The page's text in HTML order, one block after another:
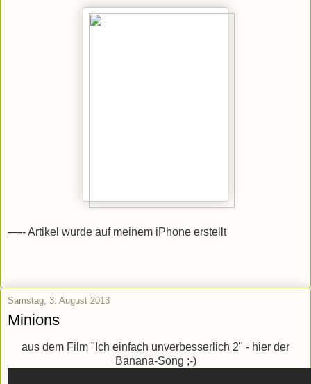
—-- Artikel wurde auf meinem iPhone erstellt
Samstag, 3. August 2013
Minions
aus dem Film "Ich einfach unverbesserlich 2" - hier der
Banana-Song ;-)